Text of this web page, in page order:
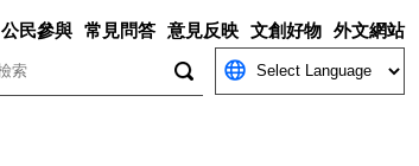
公民參與 常見問答 意見反映 文創好物 外文網站